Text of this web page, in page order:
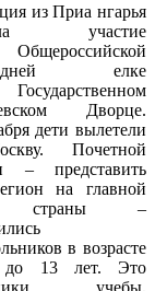
из Приа нгарья
участие
елке
Дворце.
дети вылетели
Почетной
– представить
на главной
страны –
в возрасте
13 лет. Это
учебы,